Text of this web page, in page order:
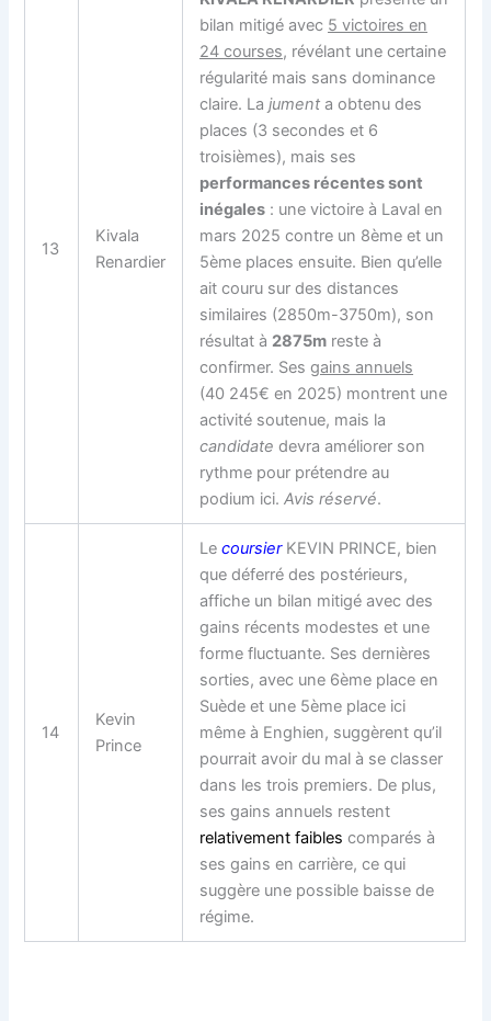
13
Kivala
Renardier
bilan mitigé avec 5 victoires en
24 courses, révélant une certaine
régularité mais sans dominance
claire. Lajument a obtenu des
places (3 secondes et 6
troisièmes), mais ses
performances récentes sont
inégales : une victoire à Laval en
mars 2025 contre un 8ème et un
5ème places ensuite. Bien qu’elle
ait couru sur des distances
similaires (2850m-3750m), son
résultat à 2875m reste à
confirmer. Sesgains annuels
(40 245€ en 2025) montrent une
activité soutenue, mais la
candidate devra améliorer son
rythme pour prétendre au
podium ici.Avis réservé.
14
Kevin
Prince
LecoursierKEVIN PRINCE, bien
quedéferré des postérieurs,
affiche un bilan mitigé avec des
gains récents modestes et une
forme fluctuante. Ses dernières
sorties, avec une 6ème place en
Suède et une 5ème place ici
même à Enghien, suggèrent qu’il
pourrait avoir du mal à se classer
dans les trois premiers. De plus,
ses gains annuels restent
relativement faibles comparés à
ses gains en carrière, ce qui
suggère une possible baisse de
régime.